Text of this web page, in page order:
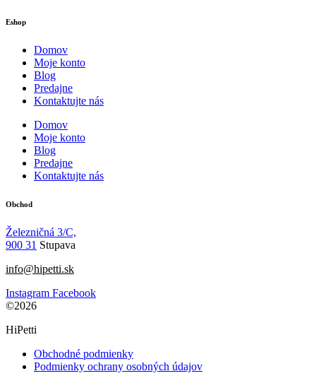
Eshop
Domov
Moje konto
Blog
Predajne
Kontaktujte nás
Domov
Moje konto
Blog
Predajne
Kontaktujte nás
Obchod
Železničná 3/C,
900 31 Stupava
info@hipetti.sk
Instagram Facebook
©2026
HiPetti
Obchodné podmienky
Podmienky ochrany osobných údajov